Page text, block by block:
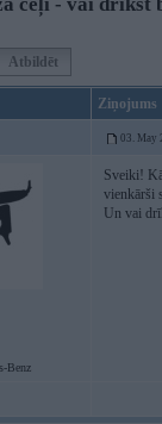
Atbildēt
Ziņojums
03. May
Benz
Sveiki!
vienkārši
Un vai